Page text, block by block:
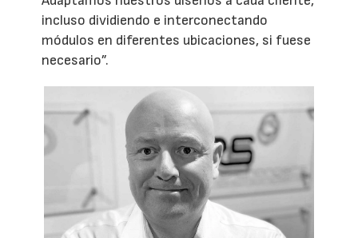
incluso dividiendo e interconectando
módulos en diferentes ubicaciones, si fuese
necesario”.